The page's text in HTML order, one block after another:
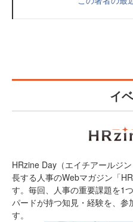
イ
HRzine Day（エイチアールジ
長する人事のWebマガジン「
す。毎回、人事の重要課題を1
パードが持つ知見・経験を、参
す。